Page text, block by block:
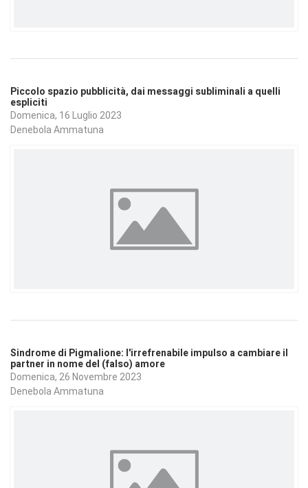
Piccolo spazio pubblicità, dai messaggi subliminali a quelli
espliciti
Domenica, 16 Luglio 2023
Denebola Ammatuna
Sindrome di Pigmalione: l'irrefrenabile impulso a cambiare il
partner in nome del (falso) amore
Domenica, 26 Novembre 2023
Denebola Ammatuna